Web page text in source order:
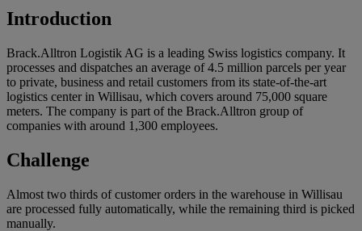
Introduction
Brack.Alltron Logistik AG is a leading Swiss logistics company. It
processes and dispatches an average of 4.5 million parcels per year
to private, business and retail customers from its state-of-the-art
logistics center in Willisau, which covers around 75,000 square
meters. The company is part of the Brack.Alltron group of
companies with around 1,300 employees.
Challenge
Almost two thirds of customer orders in the warehouse in Willisau
are processed fully automatically, while the remaining third is picked
manually.